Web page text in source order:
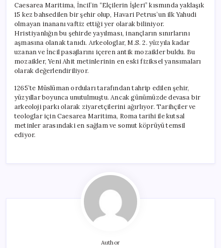
Caesarea Maritima, İncil’in “Elçilerin İşleri” kısmında yaklaşık
15 kez bahsedilen bir şehir olup, Havari Petrus’un ilk Yahudi
olmayan inananı vaftiz ettiği yer olarak biliniyor.
Hristiyanlığın bu şehirde yayılması, inançların sınırlarını
aşmasına olanak tanıdı. Arkeologlar, M.S. 2. yüzyıla kadar
uzanan ve İncil pasajlarını içeren antik mozaikler buldu. Bu
mozaikler, Yeni Ahit metinlerinin en eski fiziksel yansımaları
olarak değerlendiriliyor.
1265’te Müslüman orduları tarafından tahrip edilen şehir,
yüzyıllar boyunca unutulmuştu. Ancak günümüzde devasa bir
arkeoloji parkı olarak ziyaretçilerini ağırlıyor. Tarihçiler ve
teologlar için Caesarea Maritima, Roma tarihi ile kutsal
metinler arasındaki en sağlam ve somut köprüyü temsil
ediyor.
Author